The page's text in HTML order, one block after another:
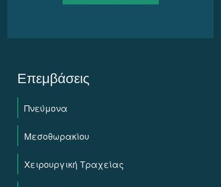
Επεμβάσεις
Πνεύμονα
Μεσοθωρακίου
Χειρουργική Τραχείας